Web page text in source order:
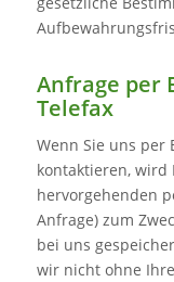
Anfrage per
Telefax
Wenn Sie uns per
kontaktieren, wird
hervorgehenden
Anfrage) zum
bei uns
wir nicht ohne